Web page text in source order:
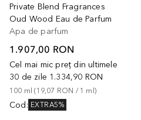
Private Blend Fragrances
Oud Wood Eau de Parfum
Apa de parfum
1.907,00 RON
Cel mai mic preț din ultimele
30 de zile 1.334,90 RON
100 ml (19,07 RON / 1 ml)
Cod : EXTRA5%